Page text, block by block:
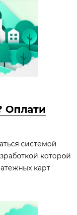
Оплати
системой
которой
карт